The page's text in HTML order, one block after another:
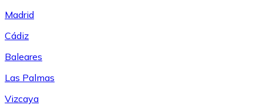
Madrid
Cádiz
Baleares
Las Palmas
Vizcaya